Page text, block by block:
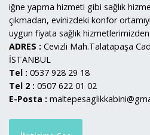
iğne yapma hizmeti gibi sağlık
çıkmadan, evinizdeki konfor
uygun fiyata sağlık hizmetlerimizden
ADRES : Cevizli Mah.Talatapaşa
İSTANBUL
Tel : 0537 928 29 18
Tel 2 : 0507 622 01 02
E-Posta :